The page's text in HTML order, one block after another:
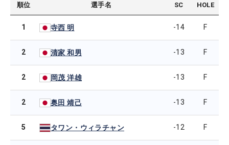
順位 選手名 SC HOLE
1 寺西 明 -14 F
2 清家 和男 -13 F
2 岡茂 洋雄 -13 F
2 奥田 靖己 -13 F
5 タワン・ウィラチャン -12 F